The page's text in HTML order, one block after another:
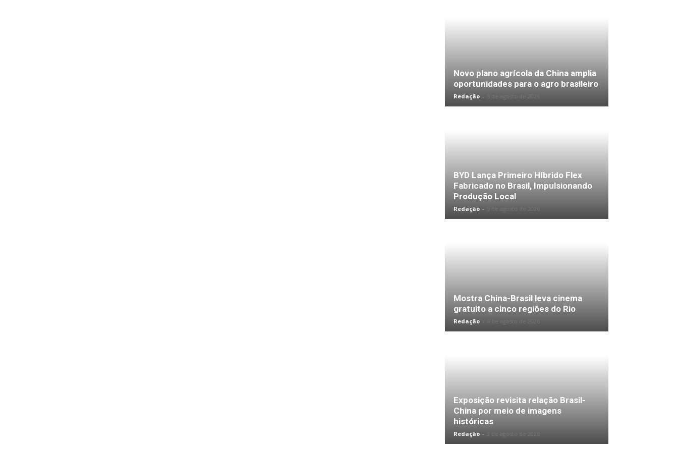
Novo plano agrícola da China amplia
oportunidades para o agro brasileiro
Redação -
BYD Lança Primeiro Híbrido Flex
Fabricado no Brasil, Impulsionando
Produção Local
Redação -
Mostra China-Brasil leva cinema
gratuito a cinco regiões do Rio
Redação -
Exposição revisita relação Brasil-
China por meio de imagens
históricas
Redação -